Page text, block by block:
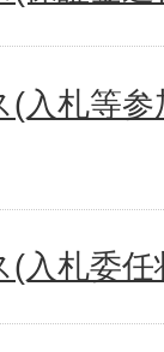
入札等
(入札委任